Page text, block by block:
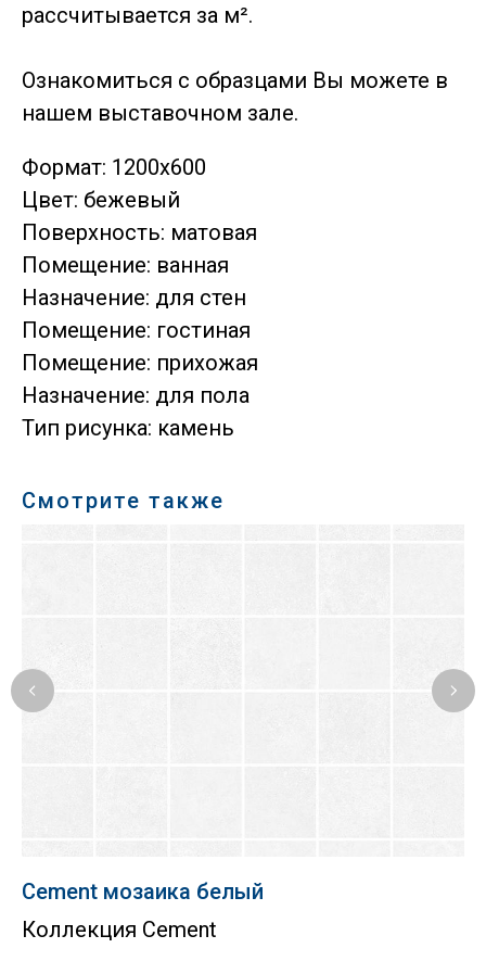
рассчитывается за м².
Ознакомиться с образцами Вы можете в
нашем выставочном зале.
Формат: 1200х600
Цвет: бежевый
Поверхность: матовая
Помещение: ванная
Назначение: для стен
Помещение: гостиная
Помещение: прихожая
Назначение: для пола
Тип рисунка: камень
Смотрите также
Cement мозаика белый
Коллекция Cement